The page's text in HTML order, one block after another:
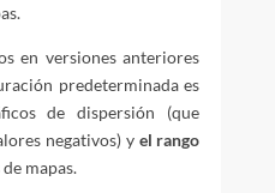
en versiones anteriores
predeterminada es
de dispersión (que
negativos) y el rango
mapas.